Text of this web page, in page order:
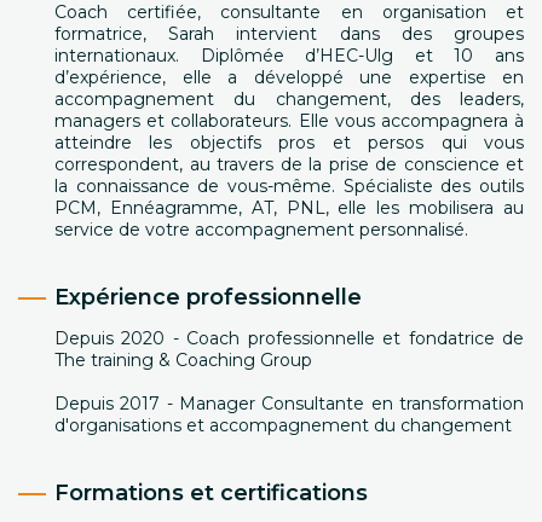
Coach certifiée, consultante en organisation et
formatrice, Sarah intervient dans des groupes
internationaux. Diplômée d’HEC-Ulg et 10 ans
d’expérience, elle a développé une expertise en
accompagnement du changement, des leaders,
managers et collaborateurs. Elle vous accompagnera à
atteindre les objectifs pros et persos qui vous
correspondent, au travers de la prise de conscience et
la connaissance de vous-même. Spécialiste des outils
PCM, Ennéagramme, AT, PNL, elle les mobilisera au
service de votre accompagnement personnalisé.
Expérience professionnelle
Depuis 2020 - Coach professionnelle et fondatrice de
The training & Coaching Group
Depuis 2017 - Manager Consultante en transformation
d'organisations et accompagnement du changement
Formations et certifications